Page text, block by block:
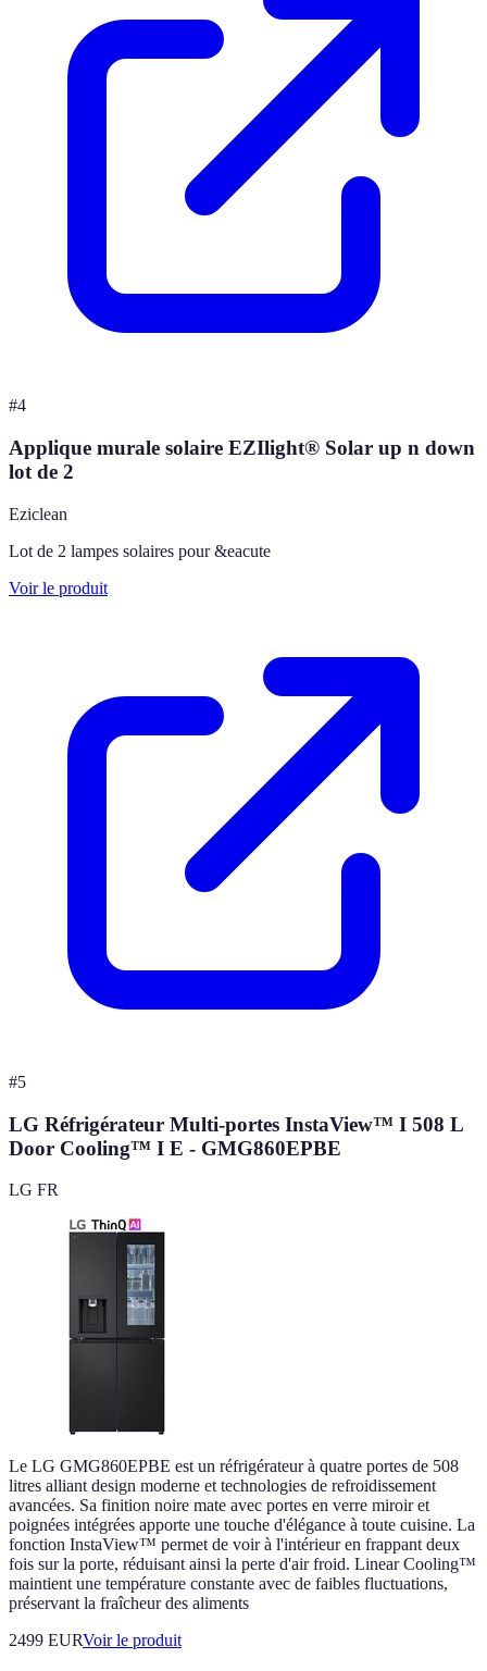
#4
Applique murale solaire EZIlight® Solar up n down
lot de 2
Eziclean
Lot de 2 lampes solaires pour &eacute
Voir le produit
#5
LG Réfrigérateur Multi-portes InstaView™ I 508 L
Door Cooling™ I E - GMG860EPBE
LG FR
Le LG GMG860EPBE est un réfrigérateur à quatre portes de 508
litres alliant design moderne et technologies de refroidissement
avancées. Sa finition noire mate avec portes en verre miroir et
poignées intégrées apporte une touche d'élégance à toute cuisine. La
fonction InstaView™ permet de voir à l'intérieur en frappant deux
fois sur la porte, réduisant ainsi la perte d'air froid. Linear Cooling™
maintient une température constante avec de faibles fluctuations,
préservant la fraîcheur des aliments
2499 EURVoir le produit